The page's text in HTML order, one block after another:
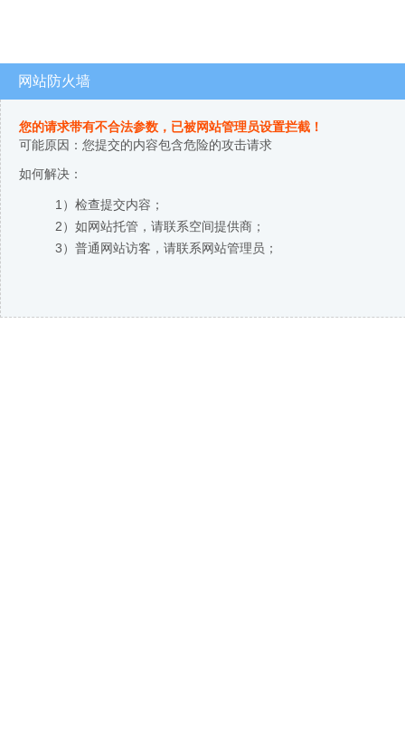
网站防火墙
您的请求带有不合法参数，已被网站管理员设置拦截！
可能原因：您提交的内容包含危险的攻击请求
如何解决：
1）检查提交内容；
2）如网站托管，请联系空间提供商；
3）普通网站访客，请联系网站管理员；